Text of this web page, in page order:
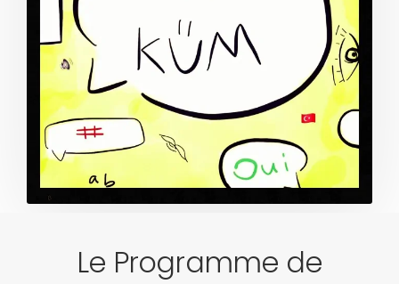
Le Programme de